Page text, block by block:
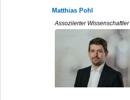
Matthias Pohl
Assoziierter Wissenschaftler